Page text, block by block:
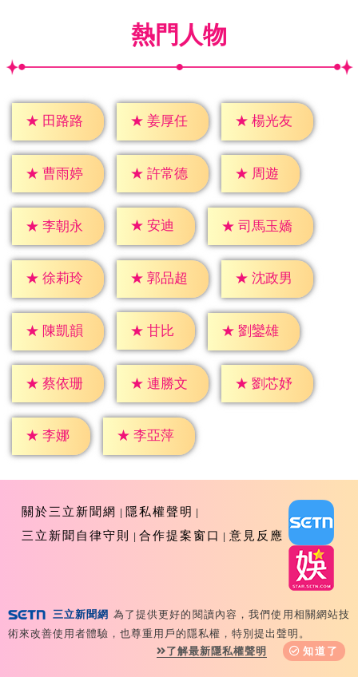
熱門人物
★ 田路路 ★ 姜厚任 ★ 楊光友
★ 曹雨婷 ★ 許常德 ★ 周遊
★ 李朝永 ★ 安迪 ★ 司馬玉嬌
★ 徐莉玲 ★ 郭品超 ★ 沈政男
★ 陳凱韻 ★ 甘比 ★ 劉鑾雄
★ 蔡依珊 ★ 連勝文 ★ 劉芯妤
★ 李娜 ★ 李亞萍
關於三立新聞網
隱私權聲明
三立新聞自律守則
合作提案窗口 意見反應
Copyright ©2026 Sanlih E-Television All Rights
Reserved 版權所有 盜用必究 台北市內湖區舊宗路一段159
號 02-8792-8888
三立新聞網 為了提供更好的閱讀內容，我們使用相關網站技
術來改善使用者體驗，也尊重用戶的隱私權，特別提出聲明。
了解最新隱私權聲明
知道了